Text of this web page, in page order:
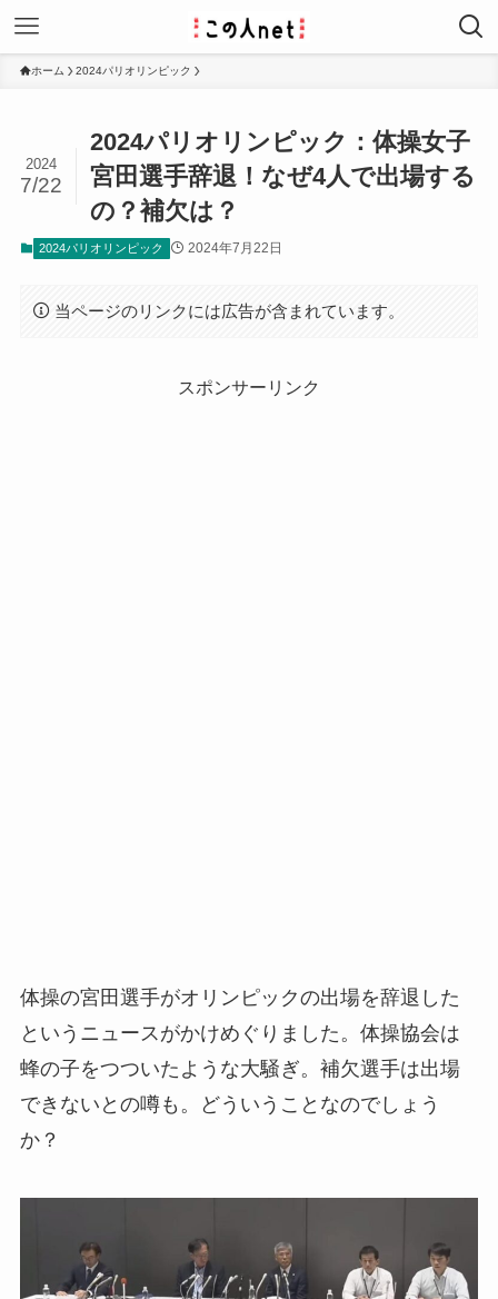
ホーム 2024パリオリンピック
2024パリオリンピック：体操女子
宮田選手辞退！なぜ4人で出場する
の？補欠は？
2024
7/22
2024パリオリンピック 2024年7月22日
当ページのリンクには広告が含まれています。
スポンサーリンク
体操の宮田選手がオリンピックの出場を辞退した
というニュースがかけめぐりました。体操協会は
蜂の子をつついたような大騒ぎ。補欠選手は出場
できないとの噂も。どういうことなのでしょう
か？